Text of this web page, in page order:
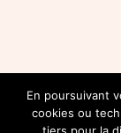
plusieurs
variations.
Les
En poursuivant
cookies ou